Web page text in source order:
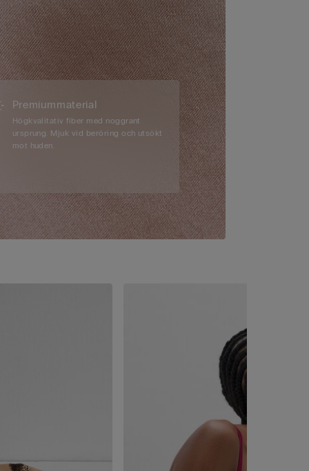
Premiummaterial
Högkvalitativ fiber med noggrant
ursprung. Mjuk vid beröring och utsökt
mot huden.